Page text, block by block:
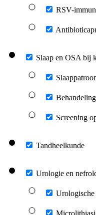
RSV-
Slaap en OSA bij
Screening
Tandheelkunde
Urologie en